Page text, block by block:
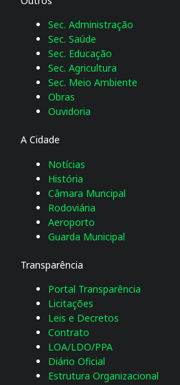
A Cidade
Notícias
História
Câmara Muncipal
Rodoviária
Aeroporto
Guarda Municipal
Transparência
Portal Transparência
Licitações
Leis e Decretos
Contrato
LOA/LDO/PPA
Diário Oficial
Estrutura Organizacional
Sec. Administração
Sec. Saúde
Sec. Educação
Sec. Agricultura
Sec. Meio Ambiente
Obras
Ouvidoria